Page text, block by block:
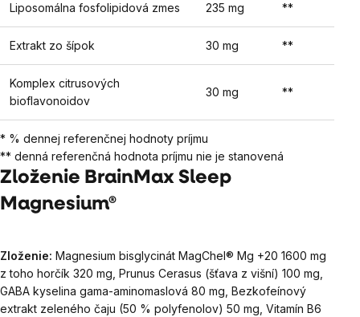
Liposomálna fosfolipidová zmes 235 mg **
Extrakt zo šípok 30 mg **
Komplex citrusových
bioflavonoidov
30 mg **
* % dennej referenčnej hodnoty príjmu
** denná referenčná hodnota príjmu nie je stanovená
Zloženie BrainMax Sleep
Magnesium®
Zloženie: Magnesium bisglycinát MagChel® Mg +20 1600 mg
z toho horčík 320 mg, Prunus Cerasus (šťava z višní) 100 mg,
GABA kyselina gama-aminomaslová 80 mg, Bezkofeínový
extrakt zeleného čaju (50 % polyfenolov) 50 mg, Vitamín B6